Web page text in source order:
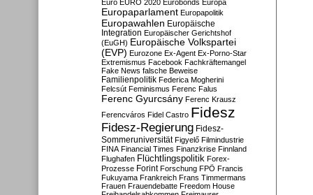
Euro EURO 2020 Eurobonds Europa
Europaparlament Europapolitik
Europawahlen Europäische
Integration Europäischer Gerichtshof
(EuGH) Europäische Volkspartei
(EVP) Eurozone Ex-Agent Ex-Porno-Star
Extremismus Facebook Fachkräftemangel
Fake News falsche Beweise
Familienpolitik Federica Mogherini
Felcsút Feminismus Ferenc Falus
Ferenc Gyurcsány Ferenc Krausz
Ferencváros Fidel Castro Fidesz
Fidesz-Regierung Fidesz-
Sommeruniversität Figyelő Filmindustrie
FINA Financial Times Finanzkrise Finnland
Flughafen Flüchtlingspolitik Forex-
Prozesse Forint Forschung FPÖ Francis
Fukuyama Frankreich Frans Timmermans
Frauen Frauendebatte Freedom House